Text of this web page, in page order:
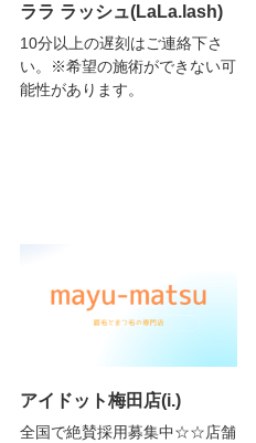
ララ ラッシュ(LaLa.lash)
10分以上の遅刻はご連絡下さ
い。※希望の施術ができない可
能性があります。
アイドット梅田店(i.)
全国で絶賛採用募集中☆☆店舗